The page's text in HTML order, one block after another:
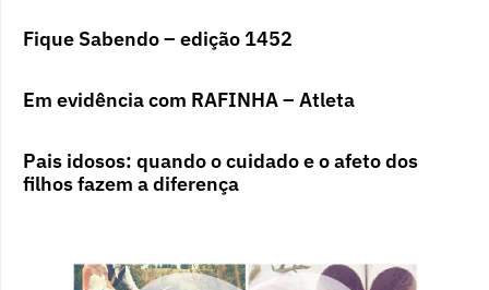
Fique Sabendo – edição 1452
Em evidência com RAFINHA – Atleta
Pais idosos: quando o cuidado e o afeto dos
filhos fazem a diferença